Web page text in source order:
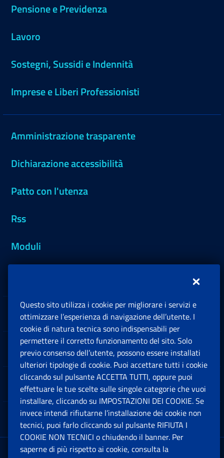
Pensione e Previdenza
Lavoro
Sostegni, Sussidi e Indennità
Imprese e Liberi Professionisti
Amministrazione trasparente
Dichiarazione accessibilità
Patto con l'utenza
Rss
Moduli
Sedi e Contatti
Software
Note Legali
App mobile
Questo sito utilizza i cookie per migliorare i servizi e
ottimizzare l’esperienza di navigazione dell’utente. I
cookie di natura tecnica sono indispensabili per
permettere il corretto funzionamento del sito. Solo
previo consenso dell’utente, possono essere installati
ulteriori tipologie di cookie. Puoi accettare tutti i cookie
cliccando sul pulsante ACCETTA TUTTI, oppure puoi
effettuare le tue scelte sulle singole categorie che vuoi
installare, cliccando su IMPOSTAZIONI DEI COOKIE. Se
invece intendi rifiutarne l’installazione dei cookie non
tecnici, puoi farlo cliccando sul pulsante RIFIUTA I
COOKIE NON TECNICI o chiudendo il banner. Per
saperne di più rispetto ai cookie, consulta la